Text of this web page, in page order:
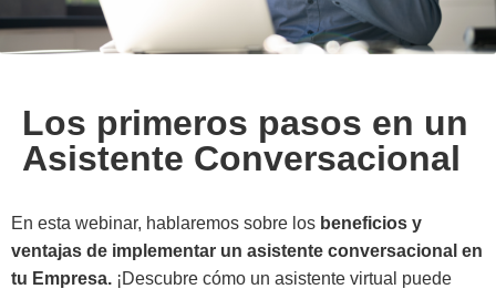
Los primeros pasos en un
Asistente Conversacional
En esta webinar, hablaremos sobre los beneficios y
ventajas de implementar un asistente conversacional en
tu Empresa. ¡Descubre cómo un asistente virtual puede